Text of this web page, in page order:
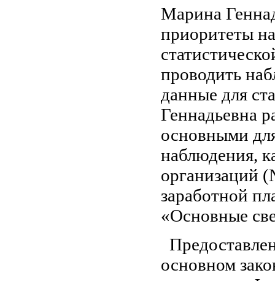
Марина
приоритеты
проводить
данные для
Геннадьевна
основными
наблюдения,
организаций
заработной
«Основные
основном